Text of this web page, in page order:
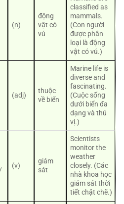
(n)
động
vật có
vú
classified as
mammals.
(Con người
được phân
loại là động
vật có vú.)
(adj)
thuộc
về biển
Marine life is
diverse and
fascinating.
(Cuộc sống
dưới biển đa
dạng và thú
vị.)
(v)
giám
sát
Scientists
monitor the
weather
closely. (Các
nhà khoa học
giám sát thời
tiết chặt chẽ.)